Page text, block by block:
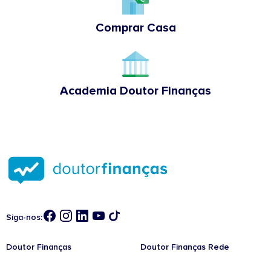
Comprar Casa
Academia Doutor Finanças
Siga-nos:
Doutor Finanças Doutor Finanças Rede